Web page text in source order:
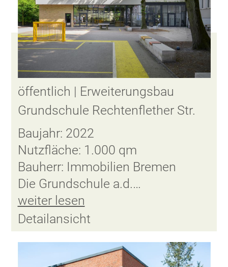
öffentlich | Erweiterungsbau
Grundschule Rechtenflether Str.
Baujahr: 2022
Nutzfläche: 1.000 qm
Bauherr: Immobilien Bremen
Die Grundschule a.d.…
weiter lesen
Detailansicht